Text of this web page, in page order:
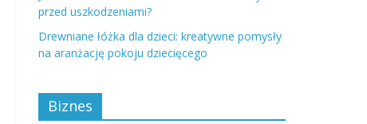
przed uszkodzeniami?
Drewniane łóżka dla dzieci: kreatywne pomysły
na aranżację pokoju dziecięcego
Biznes